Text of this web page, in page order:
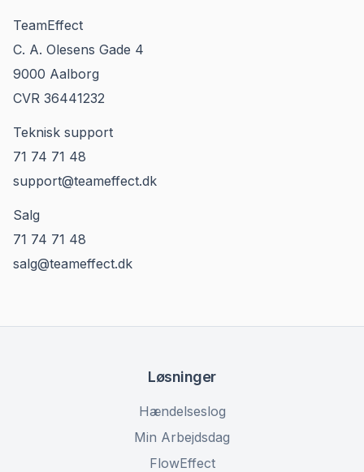
TeamEffect
C. A. Olesens Gade 4
9000 Aalborg
CVR 36441232
Teknisk support
71 74 71 48
support@teameffect.dk
Salg
71 74 71 48
salg@teameffect.dk
Løsninger
Hændelseslog
Min Arbejdsdag
FlowEffect